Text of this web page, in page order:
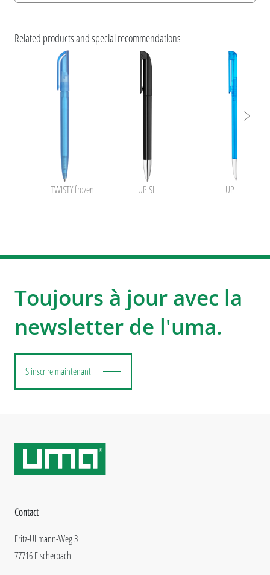
Informations d'impression
Related products and special recommendations
TWISTY frozen UP SI UP
Toujours à jour avec la
newsletter de l'uma.
S'inscrire maintenant
Contact
Fritz-Ullmann-Weg 3
77716 Fischerbach